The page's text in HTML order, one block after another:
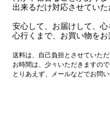
出来るだけ対応させていた
安心して、お届けして、心
心行くまで、お買い物をお
送料は、自己負担とさせていた
お時間は、少々いただきますの
とりあえず、メールなどでお問